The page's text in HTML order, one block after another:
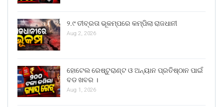
୨.୯ ତୀବ୍ରତା ଭୂକମ୍ପରେ କମ୍ପିଲା ରାଜଧାନୀ
Aug 2, 2026
ହୋଟେଲ ରେଷ୍ଟୁରାଣ୍ଟ ଓ ଅନ୍ୟାନ ପ୍ରତିଷ୍ଠାନ ପାଇଁ
ବଡ ଖବର ।
Aug 1, 2026